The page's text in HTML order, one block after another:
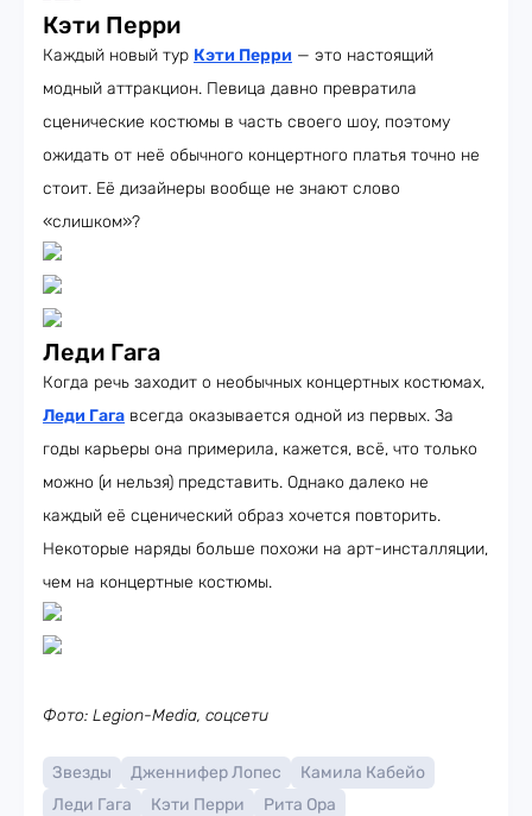
Кэти Перри
Каждый новый тур Кэти Перри — это настоящий
модный аттракцион. Певица давно превратила
сценические костюмы в часть своего шоу, поэтому
ожидать от неё обычного концертного платья точно не
стоит. Её дизайнеры вообще не знают слово
«слишком»?
Леди Гага
Когда речь заходит о необычных концертных костюмах,
Леди Гага всегда оказывается одной из первых. За
годы карьеры она примерила, кажется, всё, что только
можно (и нельзя) представить. Однако далеко не
каждый её сценический образ хочется повторить.
Некоторые наряды больше похожи на арт-инсталляции,
чем на концертные костюмы.
Фото: Legion-Media, соцсети
Звезды Дженнифер Лопес
Камила Кабейо
Леди Гага
Кэти Перри Рита Ора